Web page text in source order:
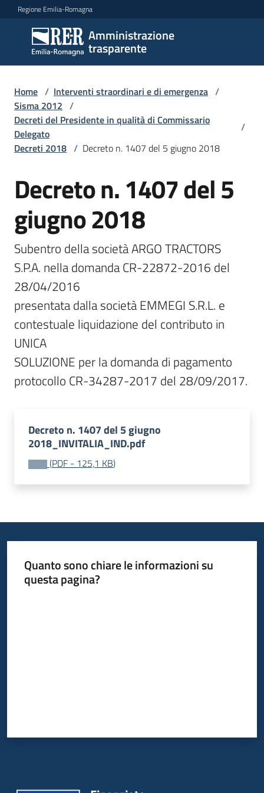
Vai al contenuto
Vai alla navigazione
Vai al footer
Regione Emilia-Romagna
Amministrazione
trasparente
Amministrazione
trasparente
Sottosezioni
Accesso
Home / Interventi straordinari e di emergenza /
Sisma 2012 /
Decreti del Presidente in qualità di Commissario
Delegato
/
Decreti 2018 / Decreto n. 1407 del 5 giugno 2018
Decreto n. 1407 del 5
giugno 2018
Subentro della società ARGO TRACTORS
S.P.A. nella domanda CR-22872-2016 del
28/04/2016
presentata dalla società EMMEGI S.R.L. e
contestuale liquidazione del contributo in
UNICA
SOLUZIONE per la domanda di pagamento
protocollo CR-34287-2017 del 28/09/2017.
Decreto n. 1407 del 5 giugno
2018_INVITALIA_IND.pdf
(PDF - 125,1 KB)
Quanto sono chiare le informazioni su
questa pagina?